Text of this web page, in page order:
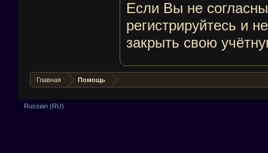
Если Вы не
регистрируйтесь и
закрыть свою
Главная Помощь
Russian (RU)